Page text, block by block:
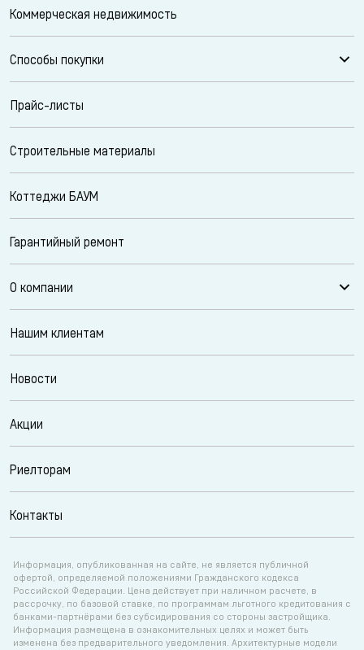
Коммерческая недвижимость
Способы покупки
Прайс-листы
Строительные материалы
Коттеджи БАУМ
Гарантийный ремонт
О компании
Нашим клиентам
Новости
Акции
Риелторам
Контакты
Информация, опубликованная на сайте, не является публичной
офертой, определяемой положениями Гражданского кодекса
Российской Федерации. Цена действует при наличном расчете, в
рассрочку, по базовой ставке, по программам льготного кредитования с
банками-партнёрами без субсидирования со стороны застройщика.
Информация размещена в ознакомительных целях и может быть
изменена без предварительного уведомления. Архитектурные модели